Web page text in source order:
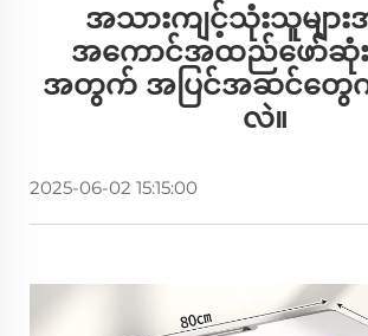
အသားကျင့်သုံးသူမျ
အကောင်အထည်ဖော်ဆုံ
အတွက် အပြင်အဆင်တွေ
လဲ။
2025-06-02 15:15:00